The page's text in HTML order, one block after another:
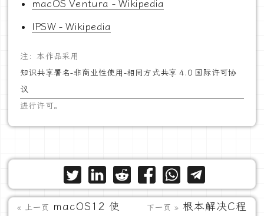
macOS Ventura - Wikipedia
IPSW - Wikipedia
注：本作品采用
知识共享署名-非商业性使用-相同方式共享 4.0 国际许可协
议
进行许可。
« 上一页 macOS12 使 下一页 » 根本解决C程